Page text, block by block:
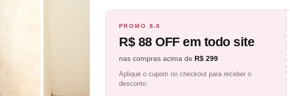
PROMO 8.8
R$ 88 OFF em todo site
nas compras acima de R$ 299
Aplique o cupom no checkout para receber o
desconto.